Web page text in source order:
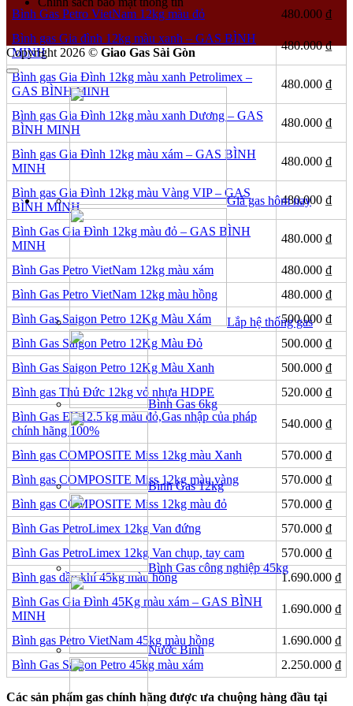
Bình Gas Petro VietNam 12kg màu đỏ
480.000 ₫
Bình gas Gia đình 12kg màu xanh – GAS BÌNH
MINH
480.000₫
Bình gas Gia Đình 12kg màu xanh Petrolimex –
GAS BÌNH MINH
480.000 ₫
Bình gas Gia Đình 12kg màu xanh Dương – GAS
BÌNH MINH
480.000 ₫
Bình gas Gia Đình 12kg màu xám – GAS BÌNH
MINH
480.000 ₫
Bình gas Gia Đình 12kg màu Vàng VIP – GAS
BÌNH MINH
480.000 ₫
Bình Gas Gia Đình 12kg màu đỏ – GAS BÌNH
MINH
480.000 ₫
Bình Gas Petro VietNam 12kg màu xám 480.000 ₫
Bình Gas Petro VietNam 12kg màu hồng
480.000 ₫
Bình Gas Saigon Petro 12Kg Màu Xám
500.000 ₫
Bình Gas Saigon Petro 12Kg Màu Đỏ
500.000 ₫
Bình Gas Saigon Petro 12Kg Màu Xanh
500.000 ₫
Bình gas Thủ Đức 12kg vỏ nhựa HDPE
520.000 ₫
Bình Gas Elf 12.5 kg màu đỏ,Gas nhập của pháp
chính hãng 100%
540.000 ₫
Bình gas COMPOSITE Miss 12kg màu Xanh 570.000 ₫
Bình gas COMPOSITE Miss 12kg màu vàng
570.000 ₫
Bình gas COMPOSITE Miss 12kg màu đỏ
570.000 ₫
Bình Gas PetroLimex 12kg Van đứng
570.000 ₫
Bình Gas PetroLimex 12kg Van chụp, tay cam
570.000 ₫
Bình gas dầu khí 45kg màu hồng
1.690.000 ₫
Bình Gas Gia Đình 45Kg màu xám – GAS BÌNH
MINH
1.690.000 ₫
Bình gas Petro VietNam 45kg màu hồng 1.690.000 ₫
Bình Gas Saigon Petro 45kg màu xám
2.250.000 ₫
Các sản phẩm gas chính hãng được ưa chuộng hàng đầu tại
Copyright 2026 © Giao Gas Sài Gòn
Giá gas hôm nay
Lắp hệ thống gas
Bình Gas 6kg
Bình Gas 12kg
Bình Gas công nghiệp 45kg
Nước Bình